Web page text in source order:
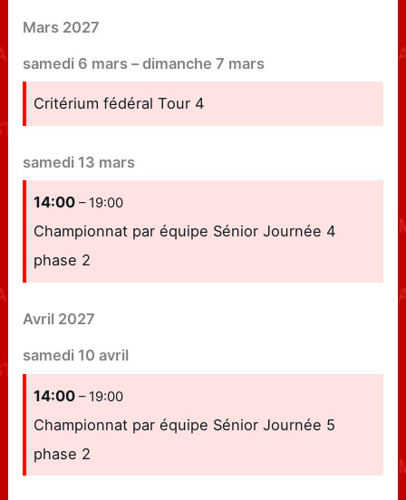
Mars 2027
samedi 6 mars –dimanche 7 mars
Critérium fédéral Tour 4
samedi 13 mars
14:00– 19:00
Championnat par équipe Sénior Journée 4
phase 2
Avril 2027
samedi 10 avril
14:00– 19:00
Championnat par équipe Sénior Journée 5
phase 2